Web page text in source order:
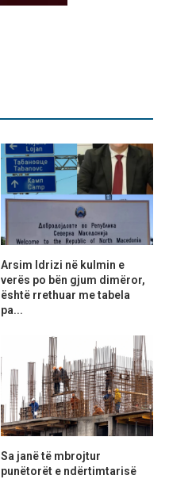
Arsim Idrizi në kulmin e
verës po bën gjum dimëror,
është rrethuar me tabela
pa...
Sa janë të mbrojtur
punëtorët e ndërtimtarisë